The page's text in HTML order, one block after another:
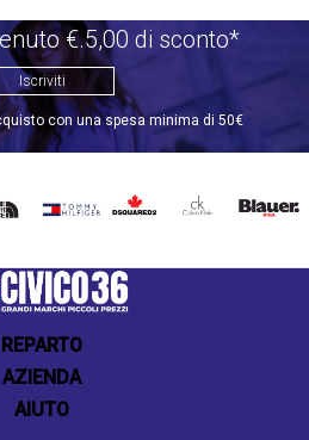
€.5,00 di sconto*
Iscriviti
con una spesa minima di 50€
TOMMY
DSQUARED2
CALVIN BLAUER
REPARTO
AZIENDA
AIUTO